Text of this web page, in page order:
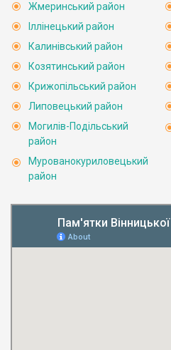
Жмеринський район
Іллінецький район
Калинівський район
Козятинський район
Крижопільський район
Липовецький район
Могилів-Подільський
район
Мурованокуриловецький
район